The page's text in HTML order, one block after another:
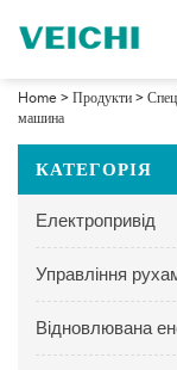
Home > Продукти >
машина
КАТЕГОРІЯ
Електропривід
Управління
Відновлювана